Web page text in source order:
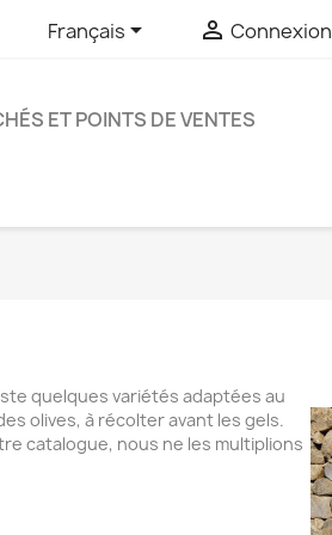
Français  Connexion
ET POINTS DE VENTES
quelques variétés adaptées au
olives, à récolter avant les gels.
catalogue, nous ne les multiplions